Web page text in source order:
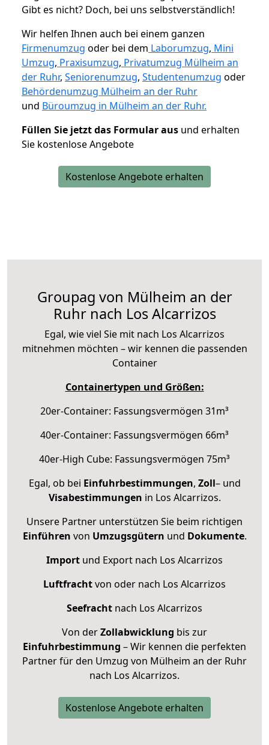
Gibt es nicht? Doch, bei uns selbstverständlich!
Wir helfen Ihnen auch bei einem ganzen
Firmenumzug oder bei dem Laborumzug, Mini
Umzug, Praxisumzug, Privatumzug Mülheim an
der Ruhr, Seniorenumzug, Studentenumzug oder
Behördenumzug Mülheim an der Ruhr
und Büroumzug in Mülheim an der Ruhr.
Füllen Sie jetzt das Formular aus und erhalten
Sie kostenlose Angebote
Kostenlose Angebote erhalten
Groupag von Mülheim an der
Ruhr nach Los Alcarrizos
Egal, wie viel Sie mit nach Los Alcarrizos
mitnehmen möchten – wir kennen die passenden
Container
Containertypen und Größen:
20er-Container: Fassungsvermögen 31m³
40er-Container: Fassungsvermögen 66m³
40er-High Cube: Fassungsvermögen 75m³
Egal, ob bei Einfuhrbestimmungen, Zoll– und
Visabestimmungen in Los Alcarrizos.
Unsere Partner unterstützen Sie beim richtigen
Einführen von Umzugsgütern und Dokumente.
Import und Export nach Los Alcarrizos
Luftfrachtvon oder nach Los Alcarrizos
Seefracht nach Los Alcarrizos
Von derZollabwicklung bis zur
Einfuhrbestimmung – Wir kennen die perfekten
Partner für den Umzug von Mülheim an der Ruhr
nach Los Alcarrizos.
Kostenlose Angebote erhalten